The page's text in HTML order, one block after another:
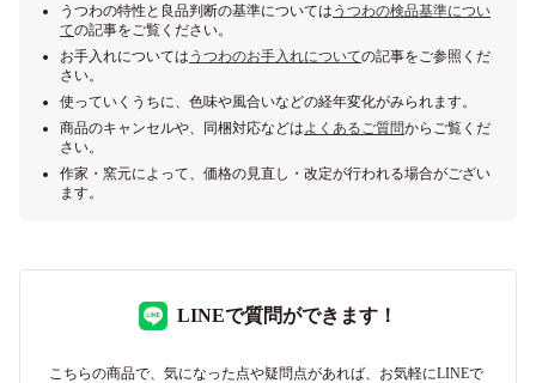
うつわの特性と良品判断の基準については うつわの検品基準につい
ての記事をご覧ください。
お手入れについては うつわのお手入れについての記事をご参照くだ
さい。
使っていくうちに、色味や風合いなどの経年変化がみられます。
商品のキャンセルや、同梱対応などはよくあるご質問からご覧くだ
さい。
作家・窯元によって、価格の見直し・改定が行われる場合がござい
ます。
LINEで質問ができます！
こちらの商品で、気になった点や疑問点があれば、お気軽にLINEで